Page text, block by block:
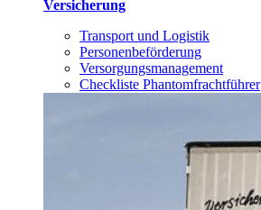
Versicherung
Transport und Logistik
Personenbeförderung
Versorgungsmanagement
Checkliste Phantomfrachtführer